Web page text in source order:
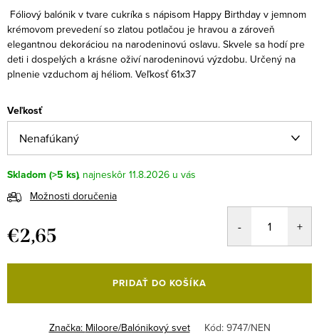
Fóliový balónik v tvare cukríka s nápisom Happy Birthday v jemnom
krémovom prevedení so zlatou potlačou je hravou a zároveň
elegantnou dekoráciou na narodeninovú oslavu. Skvele sa hodí pre
deti i dospelých a krásne oživí narodeninovú výzdobu. Určený na
plnenie vzduchom aj héliom. Veľkosť 61x37
Veľkosť
Skladom (>5 ks)
11.8.2026
Možnosti doručenia
€2,65
cena:
PRIDAŤ DO KOŠÍKA
Značka: Miloore/Balónikový svet Kód: 9747/NEN